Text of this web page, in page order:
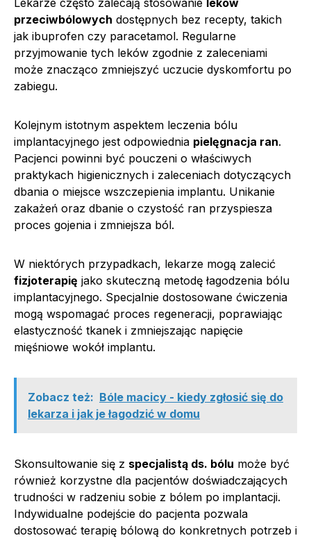
przeciwbólowych dostępnych bez recepty, takich
jak ibuprofen czy paracetamol. Regularne
przyjmowanie tych leków zgodnie z zaleceniami
może znacząco zmniejszyć uczucie dyskomfortu po
zabiegu.
Kolejnym istotnym aspektem leczenia bólu
implantacyjnego jest odpowiednia pielęgnacja ran.
Pacjenci powinni być pouczeni o właściwych
praktykach higienicznych i zaleceniach dotyczących
dbania o miejsce wszczepienia implantu. Unikanie
zakażeń oraz dbanie o czystość ran przyspiesza
proces gojenia i zmniejsza ból.
W niektórych przypadkach, lekarze mogą zalecić
fizjoterapię jako skuteczną metodę łagodzenia bólu
implantacyjnego. Specjalnie dostosowane ćwiczenia
mogą wspomagać proces regeneracji, poprawiając
elastyczność tkanek i zmniejszając napięcie
mięśniowe wokół implantu.
Zobacz też: Bóle macicy - kiedy zgłosić się do
lekarza i jak je łagodzić w domu
Skonsultowanie się z specjalistą ds. bólu może być
również korzystne dla pacjentów doświadczających
trudności w radzeniu sobie z bólem po implantacji.
Indywidualne podejście do pacjenta pozwala
dostosować terapię bólową do konkretnych potrzeb i